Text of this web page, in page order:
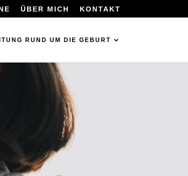
ÜBER MICH KONTAKT
RUND UM DIE GEBURT